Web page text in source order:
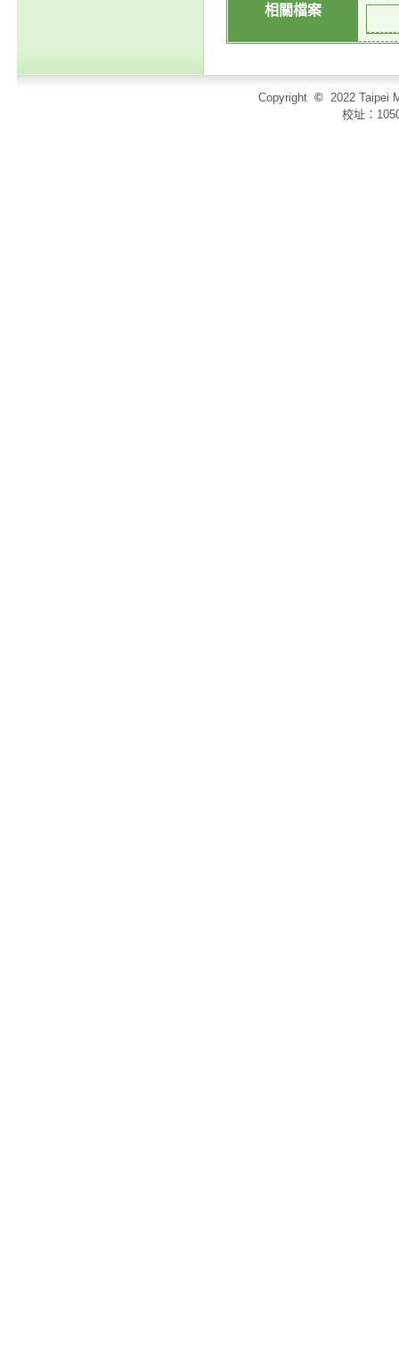
相關檔案
Copyright © 2022 Taipei
校址：